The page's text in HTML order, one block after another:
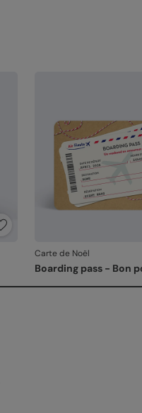
Carte de Noël
Boarding pass - Bon